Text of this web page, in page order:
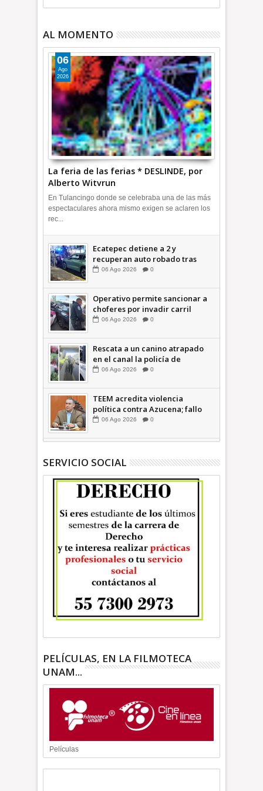
AL MOMENTO
La feria de las ferias * DESLINDE, por
Alberto Witvrun
06
Ago
2026
En Tulancingo donde se celebraba una de las más
espectaculares ahora mismo exigen se aclaren los
rec...
Ecatepec detiene a 2 y
recuperan auto robado tras
operativo con Tecámac +Video
06 Ago 2026 0
Operativo permite sancionar a
choferes por invadir carril
confinado: Ecatepec +Video |
06 Ago 2026 0
Rescata a un canino atrapado
en el canal la policía de
Ecatepec INFORMATIVA
06 Ago 2026 0
TEEM acredita violencia
política contra Azucena; fallo
confirma guerra sucia: Octavio
06 Ago 2026 0
SERVICIO SOCIAL
PELÍCULAS, EN LA FILMOTECA
UNAM...
Películas